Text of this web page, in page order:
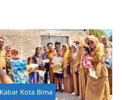
Kabar Kota Bima